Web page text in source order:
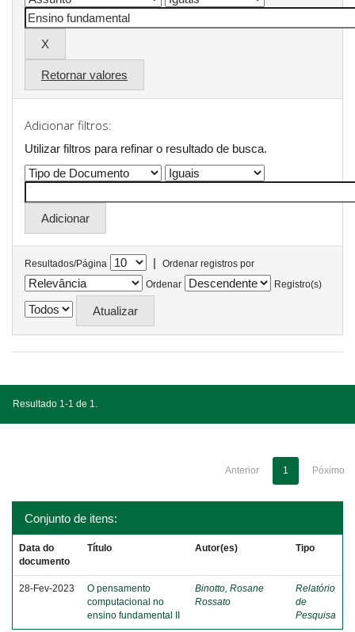
Retornar valores
Adicionar filtros:
Utilizar filtros para refinar o resultado de busca.
Resultados/Página |
Ordenar registros por
Ordenar
Registro(s)
Resultado 1-1 de 1.
Anterior 1 Póximo
Conjunto de itens:
Data do
documento
Título Autor(es) Tipo
28-Fev-2023
O pensamento
computacional no
ensino fundamental II
Binotto, Rosane
Rossato
Relatório
de
Pesquisa